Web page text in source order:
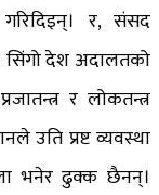
र, संसद
सिंगो देश अदालतको
र लोकतन्त्र
उति प्रष्ट व्यवस्था
भनेर ढुक्क छैनन्।